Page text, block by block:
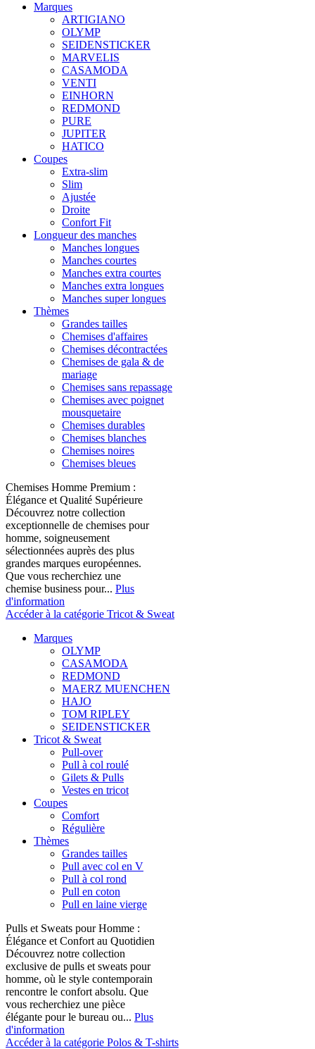
Marques
ARTIGIANO
OLYMP
SEIDENSTICKER
MARVELIS
CASAMODA
VENTI
EINHORN
REDMOND
PURE
JUPITER
HATICO
Coupes
Extra-slim
Slim
Ajustée
Droite
Confort Fit
Longueur des manches
Manches longues
Manches courtes
Manches extra courtes
Manches extra longues
Manches super longues
Thèmes
Grandes tailles
Chemises d'affaires
Chemises décontractées
Chemises de gala & de
mariage
Chemises sans repassage
Chemises avec poignet
mousquetaire
Chemises durables
Chemises blanches
Chemises noires
Chemises bleues
Chemises Homme Premium :
Élégance et Qualité Supérieure
Découvrez notre collection
exceptionnelle de chemises pour
homme, soigneusement
sélectionnées auprès des plus
grandes marques européennes.
Que vous recherchiez une
chemise business pour... Plus
d'information
Accéder à la catégorie Tricot & Sweat
Marques
OLYMP
CASAMODA
REDMOND
MAERZ MUENCHEN
HAJO
TOM RIPLEY
SEIDENSTICKER
Tricot & Sweat
Pull-over
Pull à col roulé
Gilets & Pulls
Vestes en tricot
Coupes
Comfort
Régulière
Thèmes
Grandes tailles
Pull avec col en V
Pull à col rond
Pull en coton
Pull en laine vierge
Pulls et Sweats pour Homme :
Élégance et Confort au Quotidien
Découvrez notre collection
exclusive de pulls et sweats pour
homme, où le style contemporain
rencontre le confort absolu. Que
vous recherchiez une pièce
élégante pour le bureau ou... Plus
d'information
Accéder à la catégorie Polos & T-shirts